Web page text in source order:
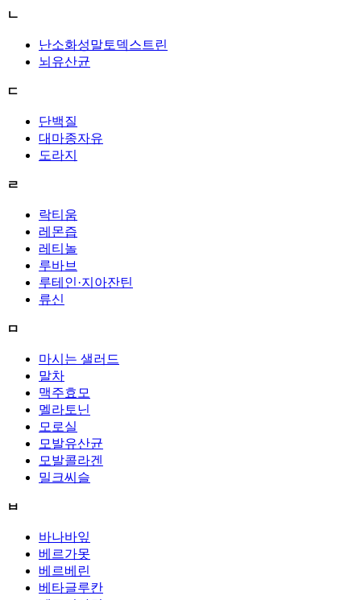
ㄴ
난소화성말토덱스트린
뇌유산균
ㄷ
단백질
대마종자유
도라지
ㄹ
락티움
레몬즙
레티놀
루바브
루테인·지아잔틴
류신
ㅁ
마시는 샐러드
말차
맥주효모
멜라토닌
모로실
모발유산균
모발콜라겐
밀크씨슬
ㅂ
바나바잎
베르가못
베르베린
베타글루칸